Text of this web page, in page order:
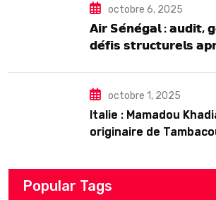
octobre 6, 2025
𝗔𝗶𝗿 𝗦𝗲́𝗻𝗲́𝗴𝗮𝗹 : 𝗮𝘂𝗱𝗶𝘁,
𝗱𝗲́𝗳𝗶𝘀 𝘀𝘁𝗿𝘂𝗰𝘁𝘂𝗿𝗲𝗹𝘀
octobre 1, 2025
Italie : Mamadou
originaire de
arrestation
Popular Tags